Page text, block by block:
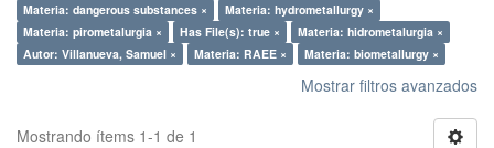
Materia: dangerous substances ×
Materia: hydrometallurgy ×
Materia: pirometalurgia ×
Has File(s): true ×
Materia: hidrometalurgia ×
Autor: Villanueva, Samuel ×
Materia: RAEE × Materia: biometallurgy ×
Mostrar filtros avanzados
Mostrando ítems 1-1 de 1